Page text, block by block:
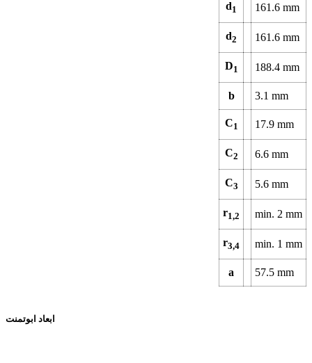
d1 161.6 mm
d2 161.6 mm
D1 188.4 mm
b 3.1 mm
C1 17.9 mm
C2 6.6 mm
C3 5.6 mm
r1,2 min. 2 mm
r3,4 min. 1 mm
a 57.5 mm
ابعاد ابوتمنت